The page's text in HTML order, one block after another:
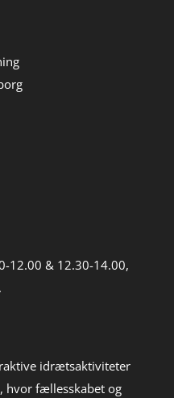
12.00 & 12.30-14.00,
idrætsaktiviteter
hvor fællesskabet og